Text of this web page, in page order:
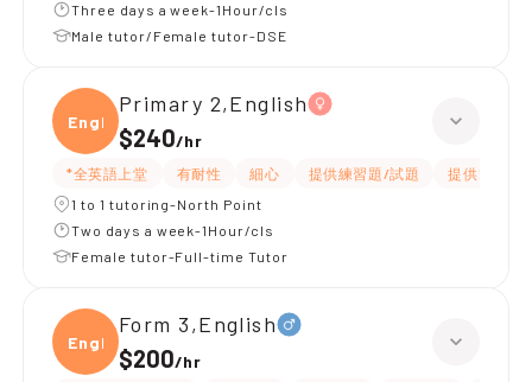
Three days a week-1Hour/cls
Male tutor/Female tutor-DSE
Engli
Primary 2,English
$240/hr
*全英語上堂 有耐性 細心 提供練習題/試題
提供筆記
1 to 1 tutoring-North Point
Two days a week-1Hour/cls
Female tutor-Full-time Tutor
Engli
Form 3,English
$200/hr